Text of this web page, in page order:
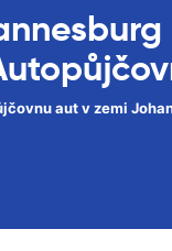
aut v zemi